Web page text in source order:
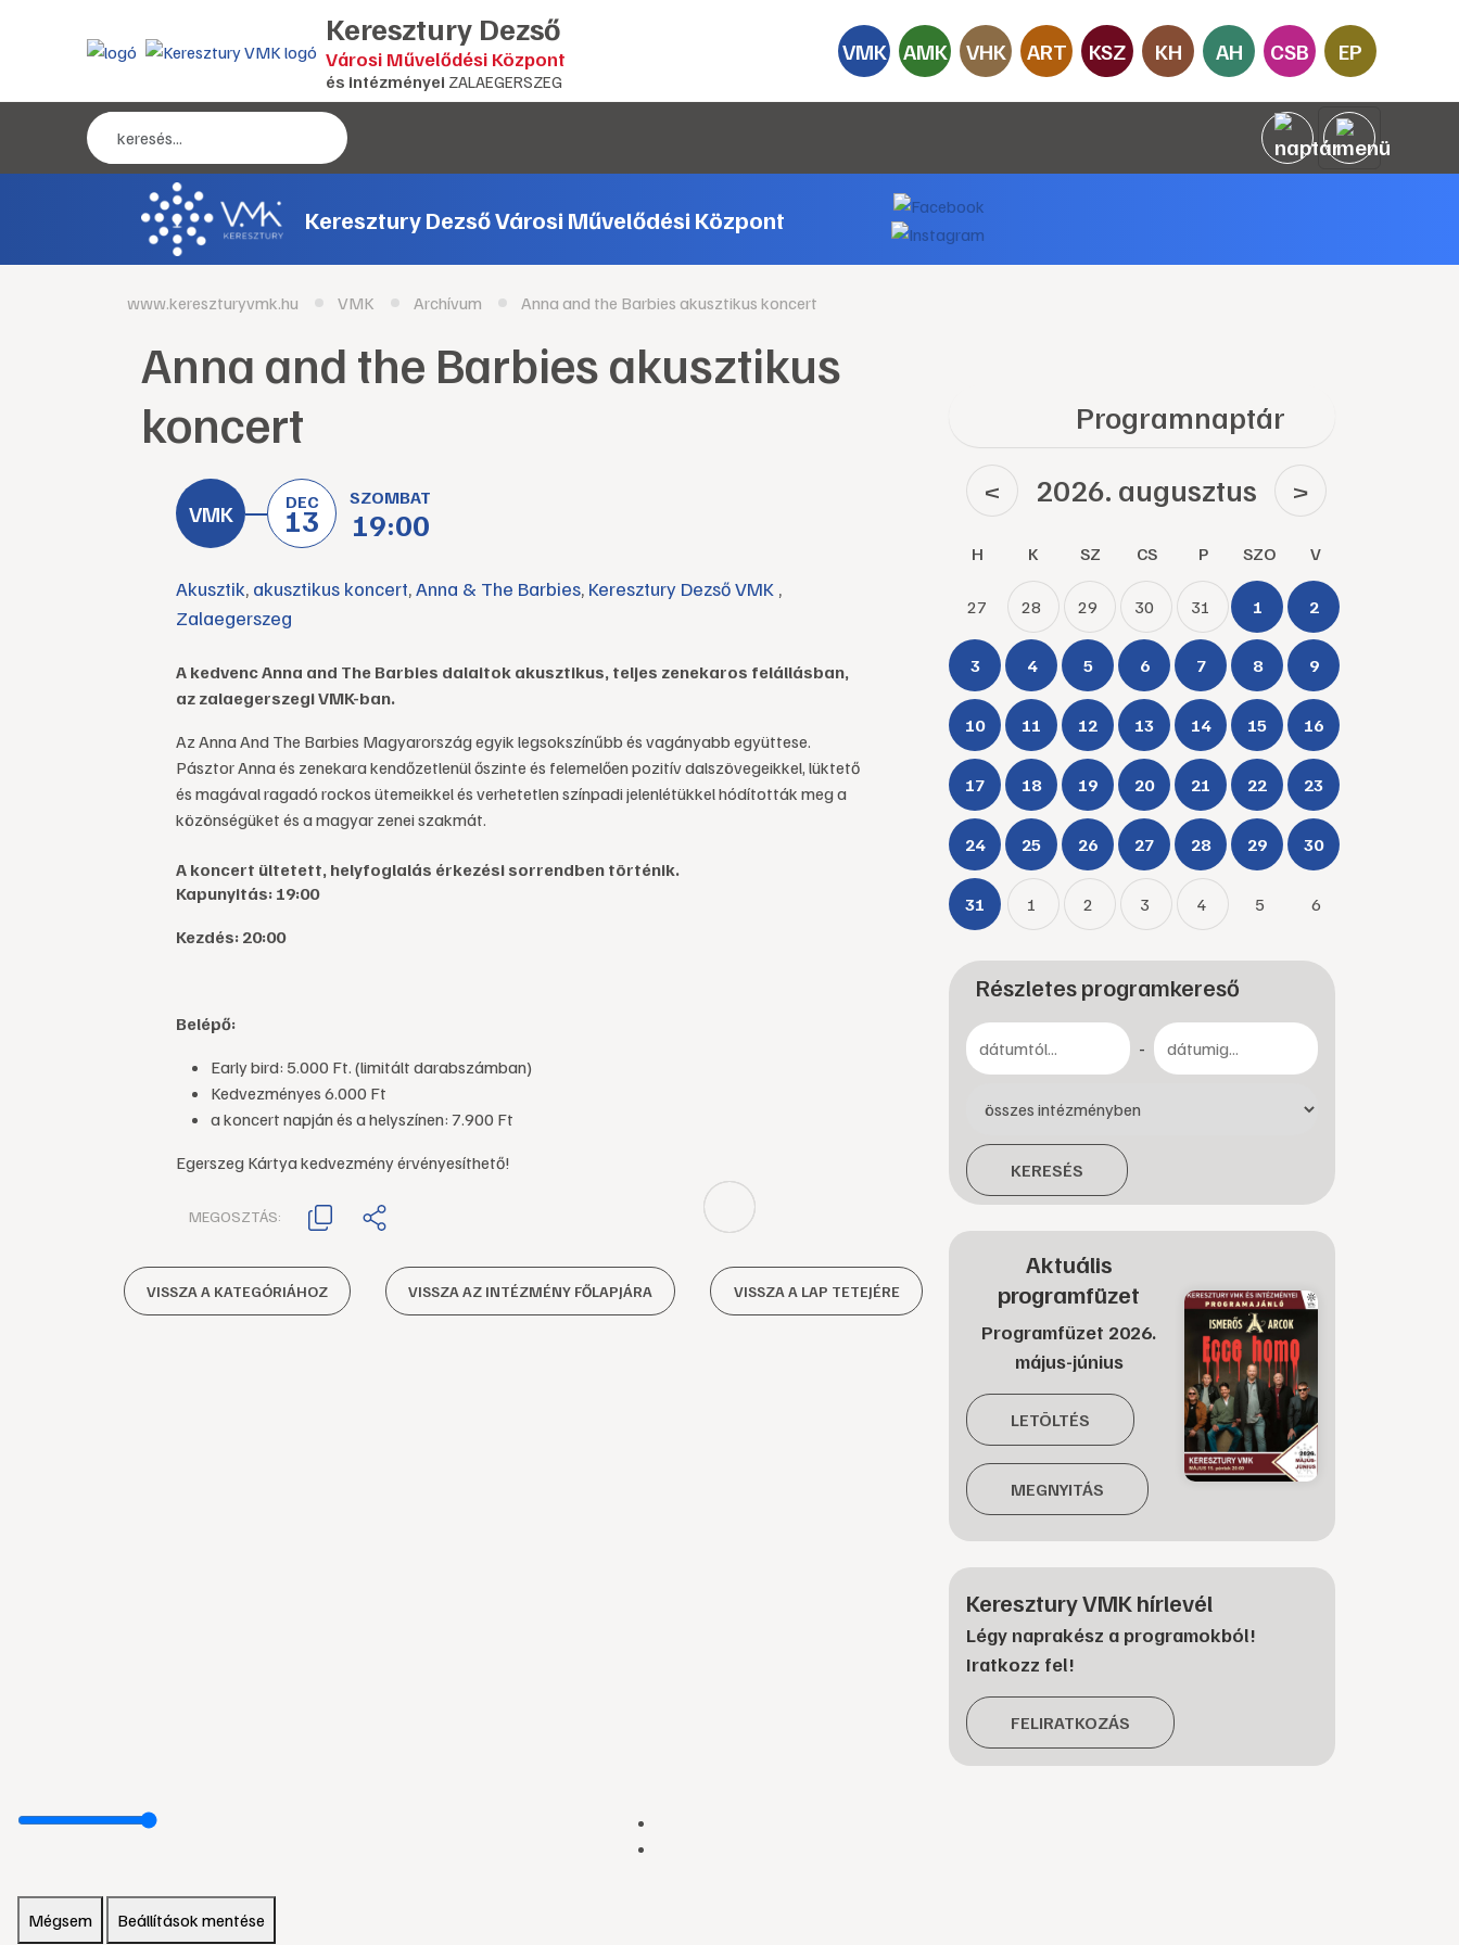
Keresztury Dezső
Városi Művelődési Központ
és intézményei ZALAEGERSZEG
VMK AMK VHK ART KSZ KH AH CSB EP
Keresztury Dezső Városi Művelődési Központ
www.kereszturyvmk.hu VMK Archívum Anna and the Barbies akusztikus koncert
Anna and the Barbies akusztikus
koncert
DEC
13
SZOMBAT
19:00
Akusztik, akusztikus koncert,Anna & The Barbies, Keresztury Dezső VMK ,
Zalaegerszeg
A kedvenc Anna and The Barbies dalaitok akusztikus, teljes zenekaros felállásban,
az zalaegerszegi VMK-ban.
Az Anna And The Barbies Magyarország egyik legsokszínűbb és vagányabb együttese.
Pásztor Anna és zenekara kendőzetlenül őszinte és felemelően pozitív dalszövegeikkel, lüktető
és magával ragadó rockos ütemeikkel és verhetetlen színpadi jelenlétükkel hódították meg a
közönségüket és a magyar zenei szakmát.
A koncert ültetett, helyfoglalás érkezési sorrendben történik.
Kapunyitás: 19:00
Kezdés: 20:00
Belépő:
Early bird: 5.000 Ft. (limitált darabszámban)
Kedvezményes 6.000 Ft
a koncert napján és a helyszínen: 7.900 Ft
Egerszeg Kártya kedvezmény érvényesíthető!
MEGOSZTÁS:
VISSZA A KATEGÓRIÁHOZ VISSZA AZ INTÉZMÉNY FŐLAPJÁRA VISSZA A LAP TETEJÉRE
Programnaptár
< 2026. augusztus >
H K SZ CS P SZO V
27 28 29 30 31 1 2
3 4 5 6 7 8 9
10 11 12 13 14 15 16
17 18 19 20 21 22 23
24 25 26 27 28 29 30
31 1 2 3 4 5 6
Részletes programkereső
-
KERESÉS
Aktuális
programfüzet
Programfüzet 2026.
május-június
LETÖLTÉS
MEGNYITÁS
Keresztury VMK hírlevél
Légy naprakész a programokból!
Iratkozz fel!
FELIRATKOZÁS
Mégsem Beállítások mentése